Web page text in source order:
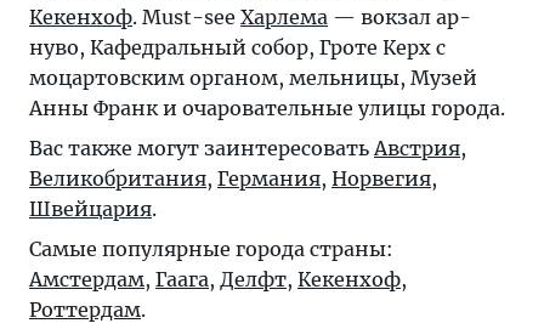
Кекенхоф. Must-see Харлема — вокзал ар-
нуво, Кафедральный собор, Гроте Керх с
моцартовским органом, мельницы, Музей
Анны Франк и очаровательные улицы города.
Вас также могут заинтересовать Австрия,
Великобритания, Германия, Норвегия,
Швейцария.
Самые популярные города страны:
Амстердам, Гаага, Делфт, Кекенхоф,
Роттердам.